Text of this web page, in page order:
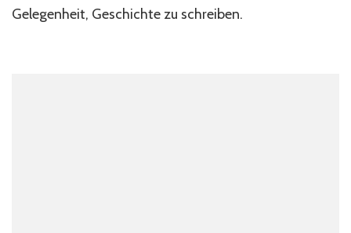
Gelegenheit, Geschichte zu schreiben.